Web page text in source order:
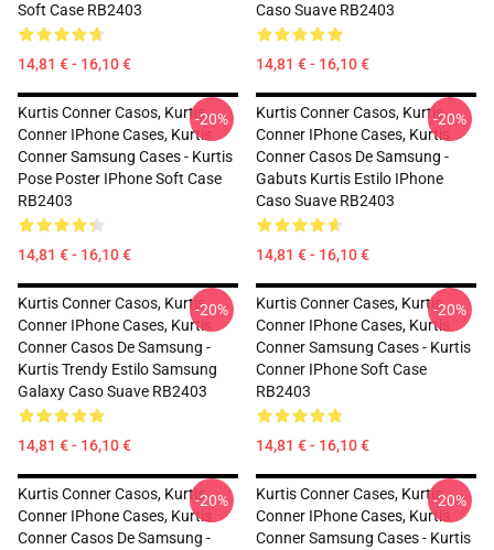
Soft Case RB2403
14,81 € - 16,10 €
Caso Suave RB2403
14,81 € - 16,10 €
Kurtis Conner Casos, Kurtis
Conner IPhone Cases, Kurtis
Conner Samsung Cases - Kurtis
Pose Poster IPhone Soft Case
RB2403
14,81 € - 16,10 €
-20%
Kurtis Conner Casos, Kurtis
Conner IPhone Cases, Kurtis
Conner Casos De Samsung -
Gabuts Kurtis Estilo IPhone
Caso Suave RB2403
14,81 € - 16,10 €
-20%
Kurtis Conner Casos, Kurtis
Conner IPhone Cases, Kurtis
Conner Casos De Samsung -
Kurtis Trendy Estilo Samsung
Galaxy Caso Suave RB2403
14,81 € - 16,10 €
-20%
Kurtis Conner Cases, Kurtis
Conner IPhone Cases, Kurtis
Conner Samsung Cases - Kurtis
Conner IPhone Soft Case
RB2403
14,81 € - 16,10 €
-20%
Kurtis Conner Casos, Kurtis
Conner IPhone Cases, Kurtis
Conner Casos De Samsung -
-20%
Kurtis Conner Cases, Kurtis
Conner IPhone Cases, Kurtis
Conner Samsung Cases - Kurtis
-20%